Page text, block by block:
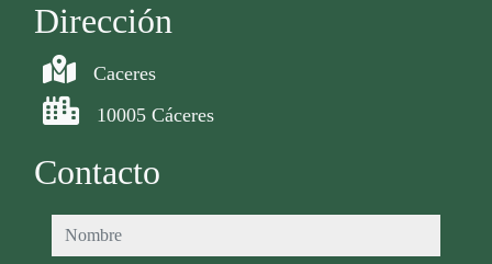
Dirección
Caceres
10005 Cáceres
Contacto
nombre